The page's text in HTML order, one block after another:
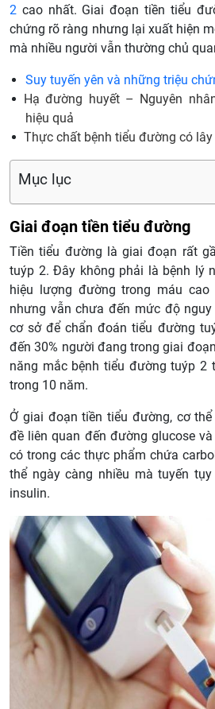
2 cao nhất. Giai đoạn tiền tiểu
chứng rõ ràng nhưng lại xuất hiện
mà nhiều người vẫn thường chủ
Suy tuyến yên và những triệu
Hạ đường huyết – Nguyên
hiệu quả
Thực chất bệnh tiểu đường có lây
Mục lục
Giai đoạn tiền tiểu đường
Tiền tiểu đường là giai đoạn rất
tuýp 2. Đây không phải là bệnh lý
hiệu lượng đường trong máu
nhưng vẫn chưa đến mức độ
cơ sở để chẩn đoán tiểu đường
đến 30% người đang trong giai
năng mắc bệnh tiểu đường tuýp 2
trong 10 năm.
Ở giai đoạn tiền tiểu đường, cơ
đề liên quan đến đường glucose
có trong các thực phẩm chứa
thể ngày càng nhiều mà tuyến
insulin.